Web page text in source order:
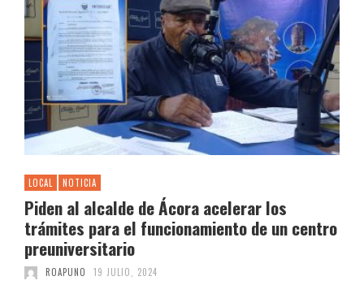
LOCAL NOTICIA
Piden al alcalde de Ácora acelerar los
trámites para el funcionamiento de un centro
preuniversitario
ROAPUNO 19 JULIO, 2024